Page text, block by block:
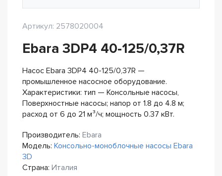
Артикул: 2578020004
Ebara 3DP4 40-125/0,37R
Насос Ebara 3DP4 40-125/0,37R —
промышленное насосное оборудование.
Характеристики: тип — Консольные насосы,
Поверхностные насосы; напор от 1.8 до 4.8 м;
расход от 6 до 21 м³/ч; мощность 0.37 кВт.
Производитель: Ebara
Модель: Консольно-моноблочные насосы Ebara
3D
Страна: Италия